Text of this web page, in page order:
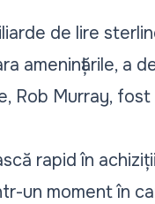
de lire
amenințările, a
Rob Murray,
rapid în
un moment în